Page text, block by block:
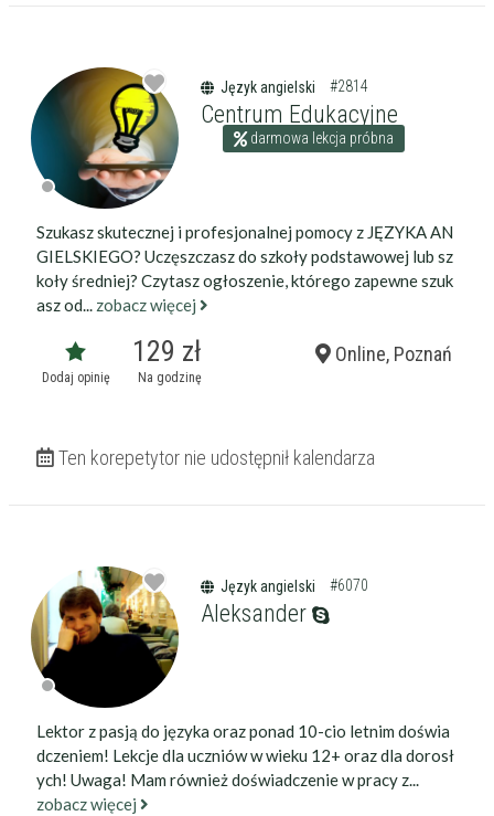
Zakres nauczania
Nauczanie przedszkolne
Szkoła podstawowa
Gimnazjum
Liceum
Przygotowania do matury
Przygotowania do studiów
Studia
Miejsce korepetycji
u ucznia
u korepetytora
online
Wykształcenie
korepetytora
Minimum
Doświadczenie
korepetytora
Płeć korepetytora
bez znaczenia
kobieta
mężczyzna
Język angielski #2814
Centrum Edukacyjne
darmowa lekcja próbna
Szukasz skutecznej i profesjonalnej pomocy z JĘZYKA AN
GIELSKIEGO? Uczęszczasz do szkoły podstawowej lub sz
koły średniej? Czytasz ogłoszenie, którego zapewne szuk
asz od... zobacz więcej
Dodaj opinię
129 zł
Na godzinę
Online, Poznań
Ten korepetytor nie udostępnił kalendarza
Język angielski #6070
Aleksander
Lektor z pasją do języka oraz ponad 10-cio letnim doświa
dczeniem! Lekcje dla uczniów w wieku 12+ oraz dla dorosł
ych! Uwaga! Mam również doświadczenie w pracy z...
zobacz więcej